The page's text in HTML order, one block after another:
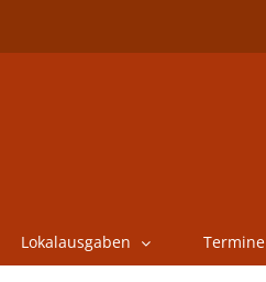
Lokalausgaben Termine